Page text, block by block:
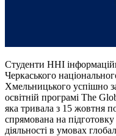
Студенти ННІ
Черкаського
Хмельницького успішно
освітній програмі The
яка тривала з 15 жовтня
спрямована на
діяльності в умовах